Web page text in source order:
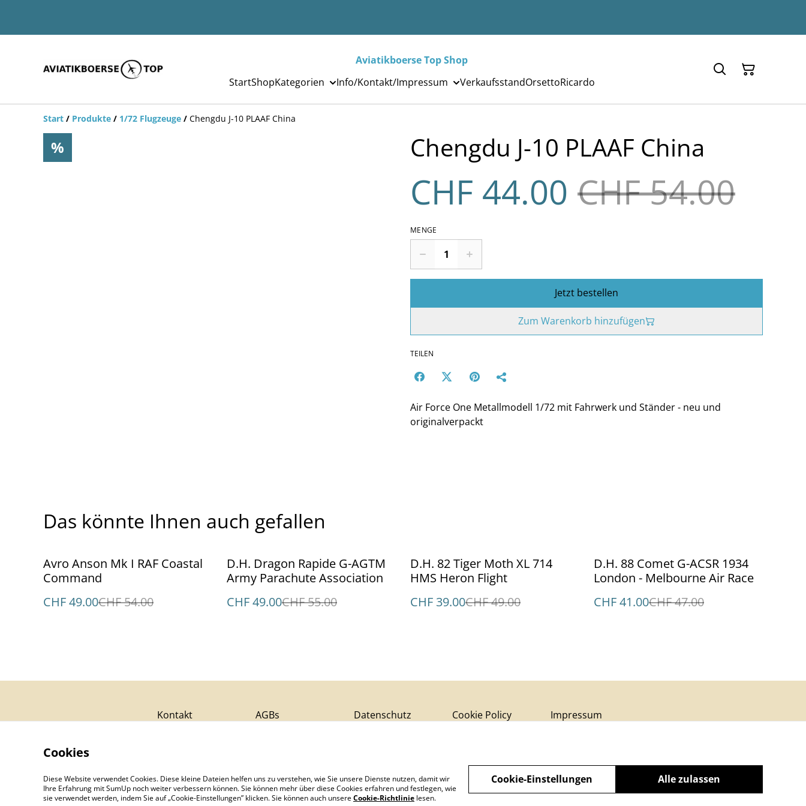
Aviatikboerse Top Shop
StartShopKategorien Info/Kontakt/Impressum VerkaufsstandOrsettoRicardo
Start / Produkte / 1/72 Flugzeuge / Chengdu J-10 PLAAF China
% Chengdu J-10 PLAAF China
CHF 44.00 CHF 54.00
MENGE
Jetzt bestellen
Zum Warenkorb hinzufügen
TEILEN
Air Force One Metallmodell 1/72 mit Fahrwerk und Ständer - neu und
originalverpackt
Das könnte Ihnen auch gefallen
%
Avro Anson Mk I RAF Coastal
Command
CHF 49.00CHF 54.00
%
D.H. Dragon Rapide G-AGTM
Army Parachute Association
CHF 49.00CHF 55.00
%
D.H. 82 Tiger Moth XL 714
HMS Heron Flight
CHF 39.00CHF 49.00
%
D.H. 88 Comet G-ACSR 1934
London - Melbourne Air Race
CHF 41.00CHF 47.00
Kontakt AGBs Datenschutz Cookie Policy Impressum
©2026 Aviatikboerse Top Shop
Cookies
Diese Website verwendet Cookies. Diese kleine Dateien helfen uns zu verstehen, wie Sie unsere Dienste nutzen, damit wir
Ihre Erfahrung mit SumUp noch weiter verbessern können. Sie können mehr über diese Cookies erfahren und festlegen, wie
sie verwendet werden, indem Sie auf „Cookie-Einstellungen” klicken. Sie können auch unsereCookie-Richtlinie lesen.
Alle zulassen
Cookie-Einstellungen